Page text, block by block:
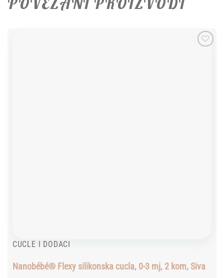
CUCLE I DODACI
Nanobébé® Flexy silikonska cucla, 0-3 mj, 2 kom, Siva